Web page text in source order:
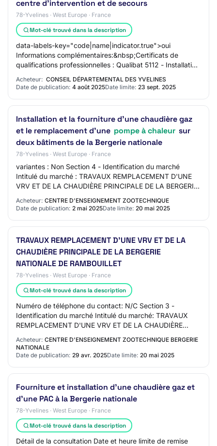
centre d'intervention et de secours
78-Yvelines · West Europe · France
Mot-clé trouvé dans la description
data-labels-key="code|name|indicator.true">oui
Informations complémentaires:&nbsp;Certificats de
qualifications professionnelles : Qualibat 5112 - Installation
de plomberie sanitaire pour des bâtimen…
Acheteur: CONSEIL DÉPARTEMENTAL DES YVELINES
Date de publication: 4 août 2025Date limite: 23 sept. 2025
Installation et la fourniture d'une chaudière gaz
et le remplacement d'une pompe à chaleur sur
deux bâtiments de la Bergerie nationale
78-Yvelines · West Europe · France
variantes : Non Section 4 - Identification du marché
Intitulé du marché : TRAVAUX REMPLACEMENT D'UNE
VRV ET DE LA CHAUDIÈRE PRINCIPALE DE LA BERGERIE
Des…
Acheteur: CENTRE D'ENSEIGNEMENT ZOOTECHNIQUE
Date de publication: 2 mai 2025Date limite: 20 mai 2025
TRAVAUX REMPLACEMENT D'UNE VRV ET DE LA
CHAUDIÈRE PRINCIPALE DE LA BERGERIE
NATIONALE DE RAMBOUILLET
78-Yvelines · West Europe · France
Mot-clé trouvé dans la description
Numéro de téléphone du contact: N/C Section 3 -
Identification du marché Intitulé du marché: TRAVAUX
REMPLACEMENT D'UNE VRV ET DE LA CHAUDIÈRE
RAMBOUILLET Code…
Acheteur: CENTRE D'ENSEIGNEMENT ZOOTECHNIQUE BERGERIE
NATIONALE
Date de publication: 29 avr. 2025Date limite: 20 mai 2025
Fourniture et installation d'une chaudière gaz et
d'une PAC à la Bergerie nationale
78-Yvelines · West Europe · France
Mot-clé trouvé dans la description
Détail de la consultation Date et heure limite de remise